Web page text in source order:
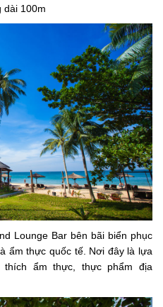
dài 100m
Lounge Bar bên bãi biển phục
ẩm thực quốc tế. Nơi đây là lựa
ẩm thực, thực phẩm địa